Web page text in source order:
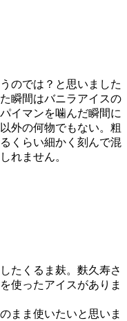
のでは？と思いました
瞬間はバニラアイスの
イマンを噛んだ瞬間に
外の何物でもない。粗
くらい細かく刻んで混
れません。
たくるま麸。麩久寿さ
使ったアイスがありま
まま使いたいと思いま